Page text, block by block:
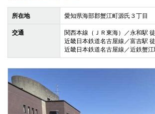
所在地 愛知県海部郡蟹江町源氏３丁目
交通
関西本線（ＪＲ東海）／永和駅
近畿日本鉄道名古屋線／富吉駅
近畿日本鉄道名古屋線／近鉄蟹